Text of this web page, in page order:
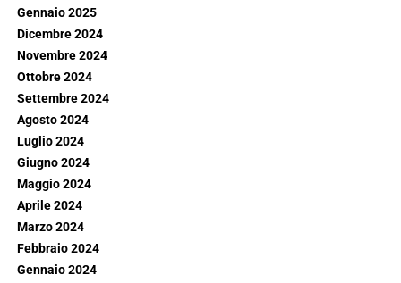
Gennaio 2025
Dicembre 2024
Novembre 2024
Ottobre 2024
Settembre 2024
Agosto 2024
Luglio 2024
Giugno 2024
Maggio 2024
Aprile 2024
Marzo 2024
Febbraio 2024
Gennaio 2024